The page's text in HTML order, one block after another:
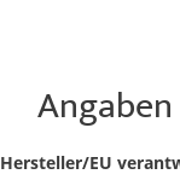
Hersteller/EU